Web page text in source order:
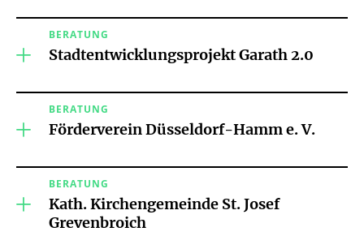
BERATUNG
Stadtentwicklungsprojekt Garath 2.0
BERATUNG
Förderverein Düsseldorf-Hamm e. V.
BERATUNG
Kath. Kirchengemeinde St. Josef
Grevenbroich